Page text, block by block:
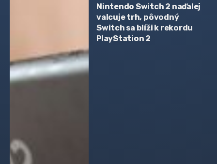
Nintendo Switch 2 naďalej
valcuje trh, pôvodný
Switch sa blíži k rekordu
PlayStation 2